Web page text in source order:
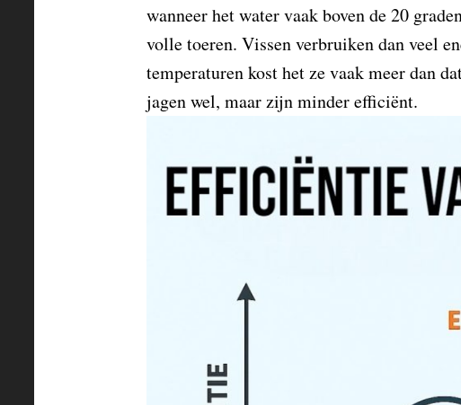
wanneer het water vaak boven de 20
volle toeren. Vissen verbruiken dan veel
temperaturen kost het ze vaak meer dan
jagen wel, maar zijn minder efficiënt.